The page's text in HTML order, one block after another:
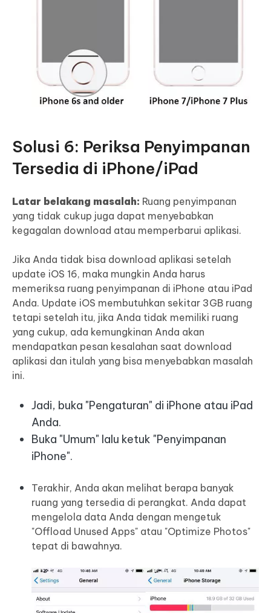
Solusi 6: Periksa Penyimpanan
Tersedia di iPhone/iPad
Latar belakang masalah: Ruang penyimpanan
yang tidak cukup juga dapat menyebabkan
kegagalan download atau memperbarui aplikasi.
Jika Anda tidak bisa download aplikasi setelah
update iOS 16, maka mungkin Anda harus
memeriksa ruang penyimpanan di iPhone atau iPad
Anda. Update iOS membutuhkan sekitar 3GB ruang
tetapi setelah itu, jika Anda tidak memiliki ruang
yang cukup, ada kemungkinan Anda akan
mendapatkan pesan kesalahan saat download
aplikasi dan itulah yang bisa menyebabkan masalah
ini.
Jadi, buka "Pengaturan" di iPhone atau iPad
Anda.
Buka "Umum" lalu ketuk "Penyimpanan
iPhone".
Terakhir, Anda akan melihat berapa banyak
ruang yang tersedia di perangkat. Anda dapat
mengelola data Anda dengan mengetuk
"Offload Unused Apps" atau "Optimize Photos"
tepat di bawahnya.